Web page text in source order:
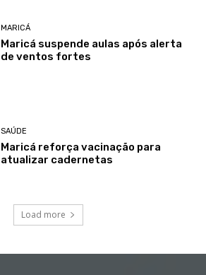
MARICÁ
Maricá suspende aulas após alerta
de ventos fortes
SAÚDE
Maricá reforça vacinação para
atualizar cadernetas
Load more